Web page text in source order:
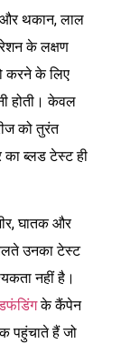
थकान, लाल
के लक्षण
करने के लिए
होती। केवल
को तुरंत
का ब्लड टेस्ट ही
घातक और
उनका टेस्ट
नहीं है।
के कैंपेन
पहुंचाते हैं जो